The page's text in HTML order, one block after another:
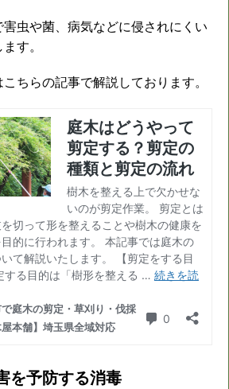
虫や菌、病気などに侵されにくい
す。
ちらの記事で解説しております。
を予防する消毒